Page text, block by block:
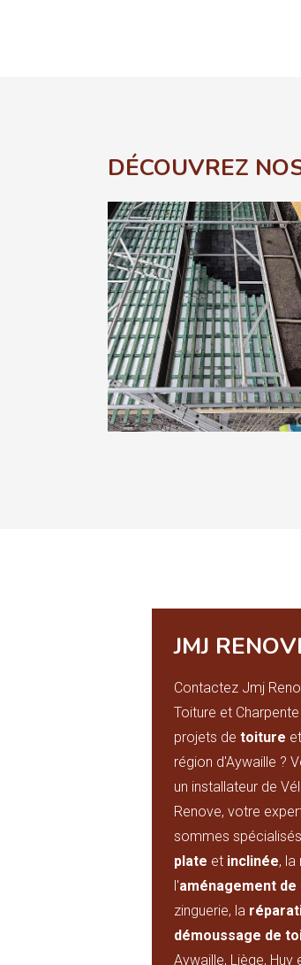
DÉCOUVREZ
JMJ
Contactez Jmj
Toiture et
projets de toiture et
région d'Aywaille ?
un installateur de
Renove, votre
sommes
plate et inclinée, la
l'aménagement
zinguerie, la
démoussage de
Aywaille, Liège, Huy